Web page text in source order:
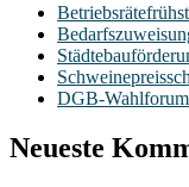
DGB-Wahlforum
Neueste